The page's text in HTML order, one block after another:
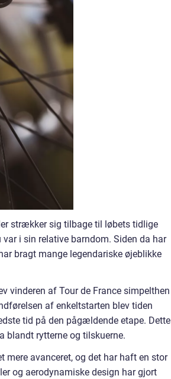
strækker sig tilbage til løbets tidlige
i sin relative barndom. Siden da har
bragt mange legendariske øjeblikke
vinderen af Tour de France simpelthen
af enkeltstarten blev tiden
tid på den pågældende etape. Dette
blandt rytterne og tilskuerne.
mere avanceret, og det har haft en stor
og aerodynamiske design har gjort